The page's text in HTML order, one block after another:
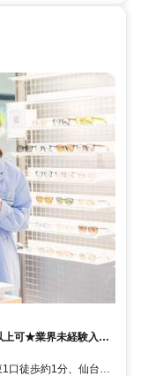
上可★業界未経験入社
以内★2026年8月・
口徒歩約1分、仙台市